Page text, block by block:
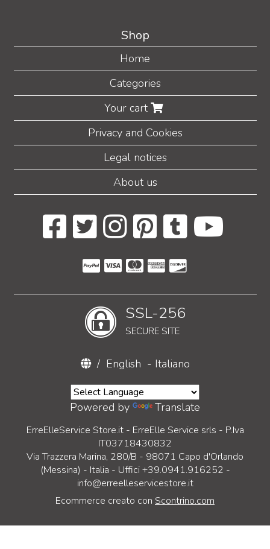
Shop
Home
Categories
Your cart
Privacy and Cookies
Legal notices
About us
SSL-256
SECURE SITE
/ English - Italiano
Powered by Translate
ErreElleService Store.it - ErreElle Service srls - P.Iva
IT03718430832
Via Trazzera Marina, 280/B - 98071 Capo d'Orlando
(Messina) - Italia - Uffici +39.0941.916252 -
info@erreelleservicestore.it
Ecommerce creato con Scontrino.com